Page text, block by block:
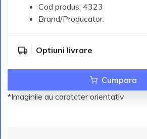
Cod produs: 4323
Brand/Producator:
Optiuni livrare
Cumpara
*Imaginile au caratcter orientativ